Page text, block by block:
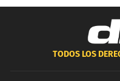
TODOS LOS